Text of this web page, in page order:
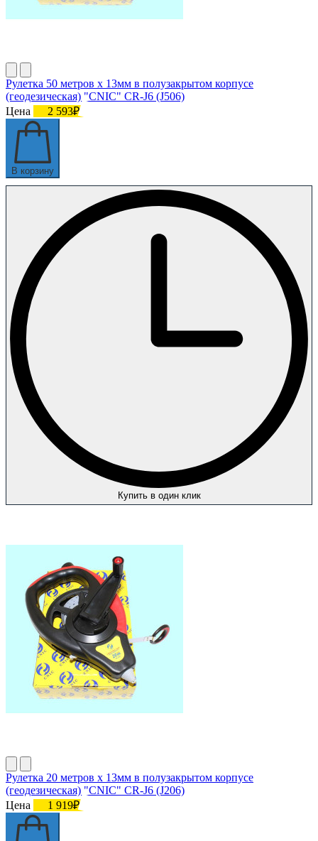
Рулетка 50 метров х 13мм в полузакрытом корпусе
(геодезическая) "CNIC" CR-J6 (J506)
Цена
2 593₽
В корзину
Купить в один клик
Рулетка 20 метров х 13мм в полузакрытом корпусе
(геодезическая) "CNIC" CR-J6 (J206)
Цена
1 919₽